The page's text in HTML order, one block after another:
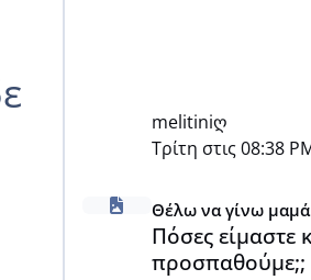
melitiniღ
Τρίτη στις 08:38
Πόσες είμαστε κοντά 40 και
Θέλω να γίνω μαμά
Πόσες είμαστε
προσπαθούμε;;